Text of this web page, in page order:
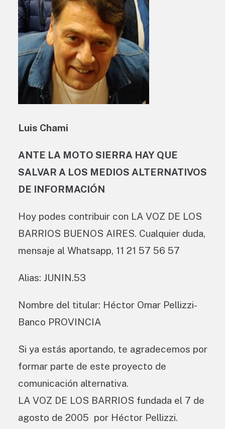
Luis Chami
ANTE LA MOTO SIERRA HAY QUE
SALVAR A LOS MEDIOS ALTERNATIVOS
DE INFORMACIÓN
Hoy podes contribuir con LA VOZ DE LOS
BARRIOS BUENOS AIRES. Cualquier duda,
mensaje al Whatsapp, 11 21 57 56 57
Alias: JUNIN.53
Nombre del titular: Héctor Omar Pellizzi-
Banco PROVINCIA
Si ya estás aportando, te agradecemos por
formar parte de este proyecto de
comunicación alternativa.
LA VOZ DE LOS BARRIOS fundada el 7 de
agosto de 2005 por Héctor Pellizzi.